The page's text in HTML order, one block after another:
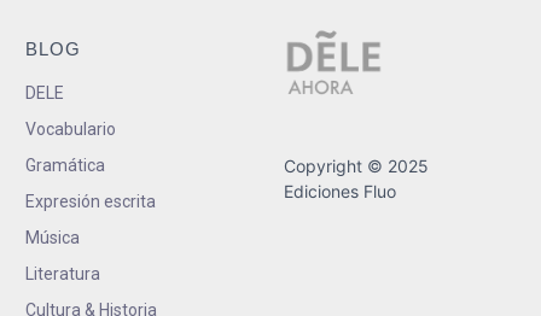
BLOG
DELE
Vocabulario
Gramática
Expresión escrita
Música
Literatura
Cultura & Historia
Copyright © 2025
Ediciones Fluo